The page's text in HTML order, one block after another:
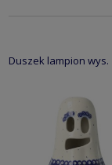
Duszek lampion wys.